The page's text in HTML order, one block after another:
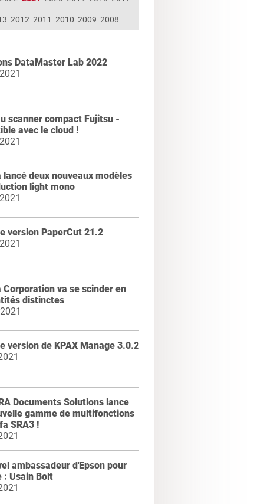
2012 2011 2010 2009 2008
DataMaster Lab 2022
scanner compact Fujitsu -
avec le cloud !
lancé deux nouveaux modèles
light mono
version PaperCut 21.2
Corporation va se scinder en
distinctes
version de KPAX Manage 3.0.2
Documents Solutions lance
gamme de multifonctions
SRA3 !
ambassadeur d'Epson pour
: Usain Bolt